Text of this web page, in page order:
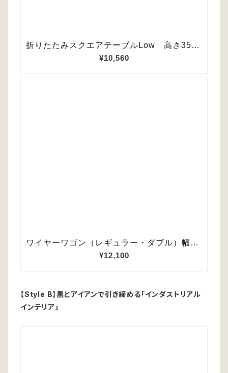
【Style B】黒とアイアンで引き締める「インダストリアル
インテリア」